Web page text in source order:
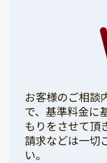
お客様のご相談
で、基準料金に
もりをさせて頂
請求などは一切
い。